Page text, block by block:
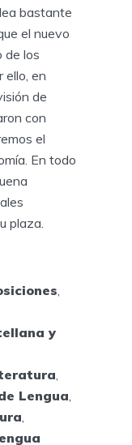
bastante
el nuevo
de los
ello, en
de
con
el
En todo
plaza.
,
y
,
Lengua,
,